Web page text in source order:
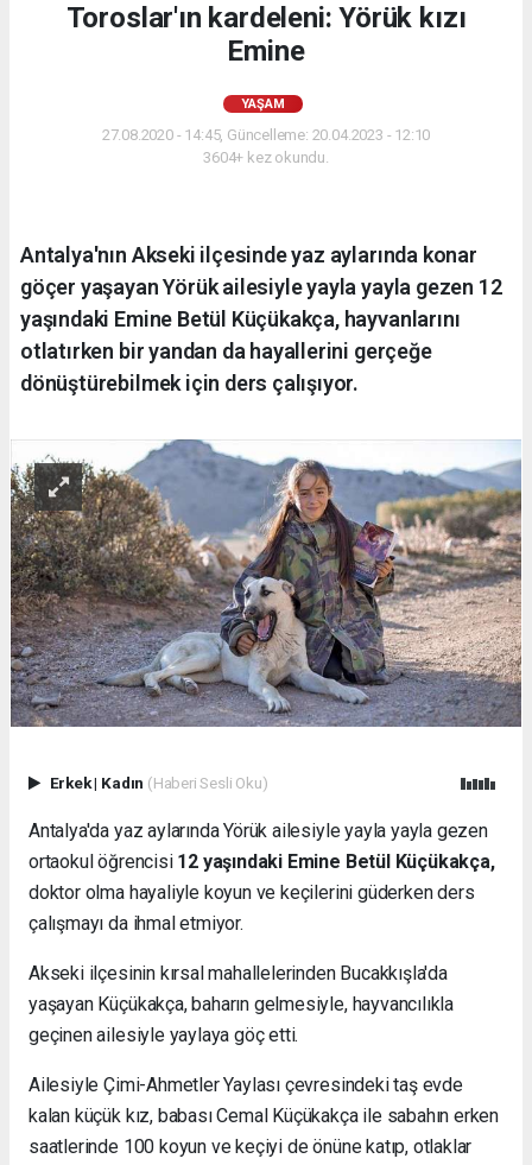
Toroslar'ın kardeleni: Yörük kızı
Emine
YAŞAM
27.08.2020 - 14:45, Güncelleme: 20.04.2023 - 12:10
3604+ kez okundu.
Antalya'nın Akseki ilçesinde yaz aylarında konar
göçer yaşayan Yörük ailesiyle yayla yayla gezen 12
yaşındaki Emine Betül Küçükakça, hayvanlarını
otlatırken bir yandan da hayallerini gerçeğe
dönüştürebilmek için ders çalışıyor.
Erkek| Kadın (Haberi Sesli Oku)
Antalya'da yaz aylarında Yörük ailesiyle yayla yayla gezen
ortaokul öğrencisi 12 yaşındaki Emine Betül Küçükakça,
doktor olma hayaliyle koyun ve keçilerini güderken ders
çalışmayı da ihmal etmiyor.
Akseki ilçesinin kırsal mahallelerinden Bucakkışla'da
yaşayan Küçükakça, baharın gelmesiyle, hayvancılıkla
geçinen ailesiyle yaylaya göç etti.
Ailesiyle Çimi-Ahmetler Yaylası çevresindeki taş evde
kalan küçük kız, babası Cemal Küçükakça ile sabahın erken
saatlerinde 100 koyun ve keçiyi de önüne katıp, otlaklar